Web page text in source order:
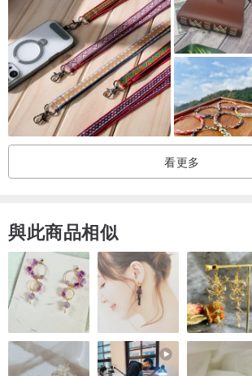
看更多
與此商品相似